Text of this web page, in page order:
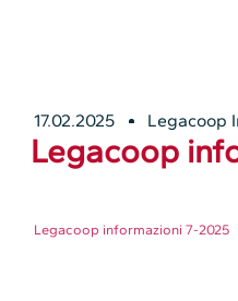
17.02.2025 Legacoop
Legacoop
Legacoop informazioni 7-2025